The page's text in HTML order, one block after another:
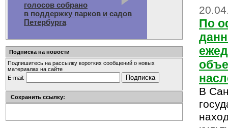
голосов собрано
в поддержку парков и садов
Петербурга
Подписка на новости
Подпишитесь на рассылку коротких сообщений о новых
материалах на сайте
E-mail:
Сохранить ссылку:
По
В